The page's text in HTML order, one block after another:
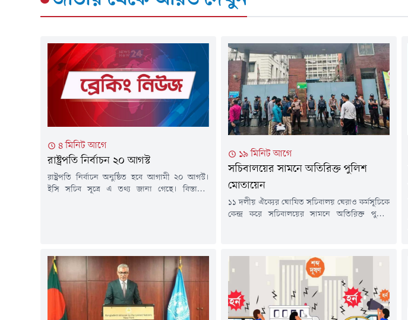
৪ মিনিট আগে
রাষ্ট্রপতি নির্বাচন ২০ আগস্ট
রাষ্ট্রপতি নির্বাচন অনুষ্ঠিত হবে আগামী ২০ আগস্ট।
ইসি সচিব সূত্রে এ তথ্য জানা গেছে। বিস্তারিত
১৯ মিনিট আগে
সচিবালয়ের সামনে অতিরিক্ত পুলিশ
মোতায়েন
১১ দলীয় ঐক্যের ঘোষিত সচিবালয় ঘেরাও কর্মসূচিকে
কেন্দ্র করে সচিবালয়ের সামনে অতিরিক্ত পুলিশ
অবস্থান কর্মসূচি শেষে বেলা ১২টা ৪০ মিনিটের দিকে
১১ দলীয় ঐক্যের নেতাকর্মীরা সচিবালয়ের উদ্দেশে
মিছিল নিয়ে রওনা হন। এ...